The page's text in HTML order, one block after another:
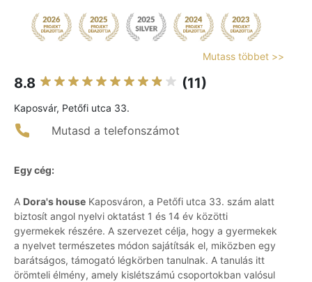
Mutass többet >>
8.8 (11)
Kaposvár, Petőfi utca 33.
Mutasd a telefonszámot
Egy cég:
A Dora's house Kaposváron, a Petőfi utca 33. szám alatt
biztosít angol nyelvi oktatást 1 és 14 év közötti
gyermekek részére. A szervezet célja, hogy a gyermekek
a nyelvet természetes módon sajátítsák el, miközben egy
barátságos, támogató légkörben tanulnak. A tanulás itt
örömteli élmény, amely kislétszámú csoportokban valósul